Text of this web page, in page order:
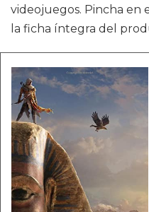
videojuegos. Pincha en
la ficha íntegra del